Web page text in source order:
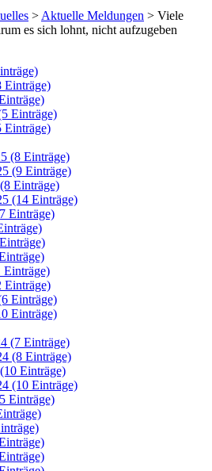
> Aktuelle Meldungen > Viele
es sich lohnt, nicht aufzugeben
Einträge)
Einträge)
Einträge)
(8 Einträge)
(9 Einträge)
Einträge)
(14 Einträge)
Einträge)
Einträge)
Einträge)
Einträge)
(7 Einträge)
(8 Einträge)
Einträge)
(10 Einträge)
Einträge)